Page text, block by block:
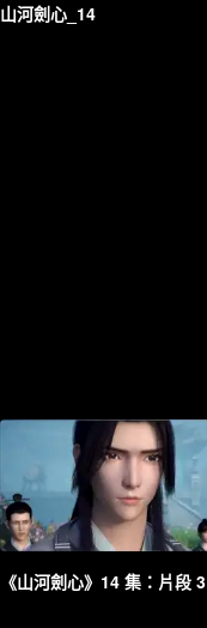
山河劍心_14
《山河劍心》14 集：片段 3